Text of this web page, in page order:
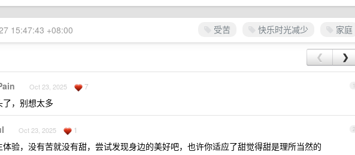
受苦 快乐时光减少 家庭
15:47:43 +08:00
❮ ❯
1
Oct 23, 2025 7
，别想太多
2
Oct 23, 2025 1
验，没有苦就没有甜，尝试发现身边的美好吧，也许你适应了甜觉得甜是理所当然的